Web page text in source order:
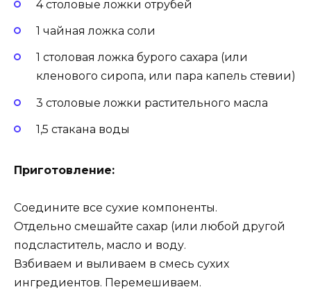
4 столовые ложки отрубей
1 чайная ложка соли
1 столовая ложка бурого сахара (или
кленового сиропа, или пара капель стевии)
3 столовые ложки растительного масла
1,5 стакана воды
Приготовление:
Соедините все сухие компоненты.
Отдельно смешайте сахар (или любой другой
подсластитель, масло и воду.
Взбиваем и выливаем в смесь сухих
ингредиентов. Перемешиваем.